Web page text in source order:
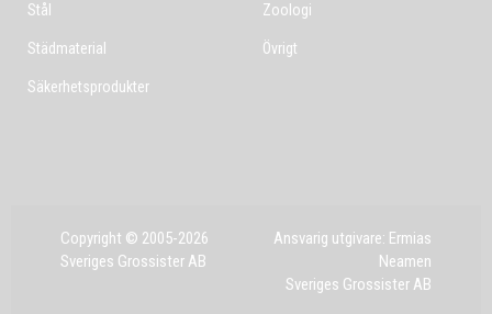
Stål
Städmaterial
Säkerhetsprodukter
Zoologi
Övrigt
Copyright © 2005-2026
Sveriges Grossister AB
Ansvarig utgivare: Ermias
Neamen
Sveriges Grossister AB